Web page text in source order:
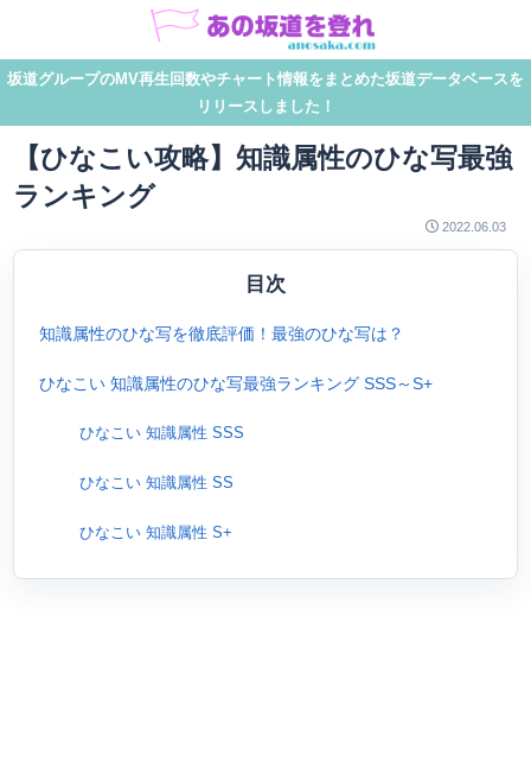
坂道グループのMV再生回数やチャート情報をまとめた坂道データベースを
リリースしました！
【ひなこい攻略】知識属性のひな写最強
ランキング
2022.06.03
目次
知識属性のひな写を徹底評価！最強のひな写は？
ひなこい 知識属性のひな写最強ランキング SSS～S+
ひなこい 知識属性 SSS
ひなこい 知識属性 SS
ひなこい 知識属性 S+